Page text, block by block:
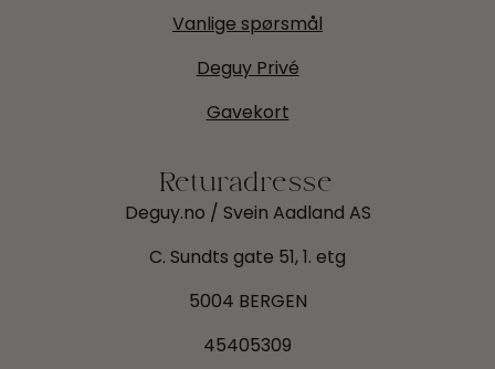
Vanlige spørsmål
Deguy Privé
Gavekort
Deguy.no / Svein Aadland AS
C. Sundts gate 51, 1. etg
5004 BERGEN
45405309